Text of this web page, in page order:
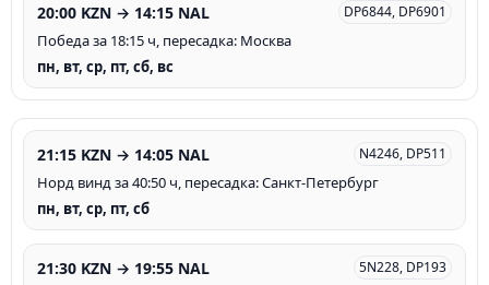
20:00 KZN → 14:15 NAL DP6844, DP6901
Победа за 18:15 ч, пересадка: Москва
пн, вт, ср, пт, сб, вс
21:15 KZN → 14:05 NAL N4246, DP511
Норд винд за 40:50 ч, пересадка: Санкт-Петербург
пн, вт, ср, пт, сб
21:30 KZN → 19:55 NAL 5N228, DP193